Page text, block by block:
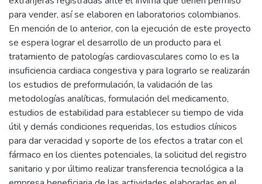
para vender, así se elaboren en laboratorios colombianos.
En mención de lo anterior, con la ejecución de este proyecto
se espera lograr el desarrollo de un producto para el
tratamiento de patologías cardiovasculares como lo es la
insuficiencia cardiaca congestiva y para lograrlo se realizarán
los estudios de preformulación, la validación de las
metodologías analíticas, formulación del medicamento,
estudios de estabilidad para establecer su tiempo de vida
útil y demás condiciones requeridas, los estudios clínicos
para dar veracidad y soporte de los efectos a tratar con el
fármaco en los clientes potenciales, la solicitud del registro
sanitario y por último realizar transferencia tecnológica a la